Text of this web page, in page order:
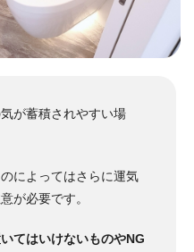
が蓄積されやすい場
によってはさらに運気
が必要です。
てはいけないものやNG